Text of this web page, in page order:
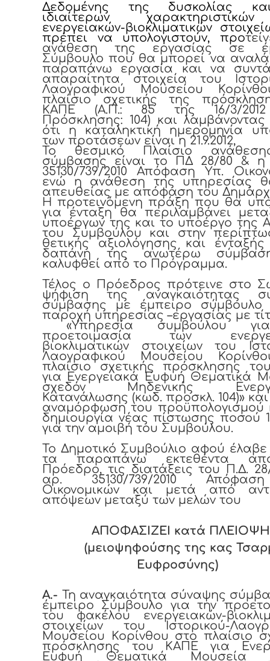
Δεδομένης της δυσκολίας
ιδιαίτερων
ενεργειακών-βιοκλιματικών
πρέπει να υπολογιστούν, προ
ανάθεση της εργασίας σε
Σύμβουλο που θα μπορεί να
παραπάνω εργασία και να
απαραίτητα στοιχεία του
Λαογραφικού Μουσείου
πλαίσιο σχετικής της
ΚΑΠΕ (Α.Π.: 85 της 16/3/
Πρόσκλησης: 104) και
ότι η καταληκτική ημερομηνία
των προτάσεων είναι η 21.9.2012,
Το θεσμικό Πλαίσιο
σύμβασης είναι το ΠΔ 28/80 & η
35130/739/2010 Απόφαση Υπ.
ενώ η ανάθεση της υπηρεσίας
απευθείας με απόφαση του
Η προτεινόμενη πράξη που θα
για ένταξη θα περιλαμβάνει
υποέργων της και το υποέργο της
του Συμβούλου και στην
θετικής αξιολόγησης και
δαπάνη της ανωτέρω
καλυφθεί από το Πρόγραμμα.
Τέλος ο Πρόεδρος πρότεινε στο
ψήφιση της αναγκαιότητας
σύμβασης με έμπειρο σύμβουλο
παροχή υπηρεσίας –εργασίας με
«Υπηρεσία συμβούλου
προετοιμασία των
βιοκλιματικών στοιχείων του
Λαογραφικού Μουσείου
πλαίσιο σχετικής πρόσκλησης
για Ενεργειακά Ευφυή Θεματικά
σχεδόν Μηδενικής
Κατανάλωσης (κωδ. προσκλ. 104)» και
αναμόρφωση του προϋπολογισμού
δημιουργία νέας πίστωσης ποσού
για την αμοιβή του Συμβούλου.
Το Δημοτικό Συμβούλιο αφού
τα παραπάνω εκτεθέντα
Πρόεδρο, τις διατάξεις του Π.Δ.
αρ. 35130/739/2010
Οικονομικών και μετά από
απόψεων μεταξύ των μελών του
ΑΠΟΦΑΣΙΖΕΙ κατά
(μειοψηφούσης της κας
Ευφροσύνης)
Α.- Τη αναγκαιότητα σύναψης
έμπειρο Σύμβουλο για την
του φακέλου ενεργειακών-
στοιχείων του Ιστορικού-
Μουσείου Κορίνθου στο πλαίσιο
πρόσκλησης του ΚΑΠΕ για
Ευφυή Θεματικά Μουσεία